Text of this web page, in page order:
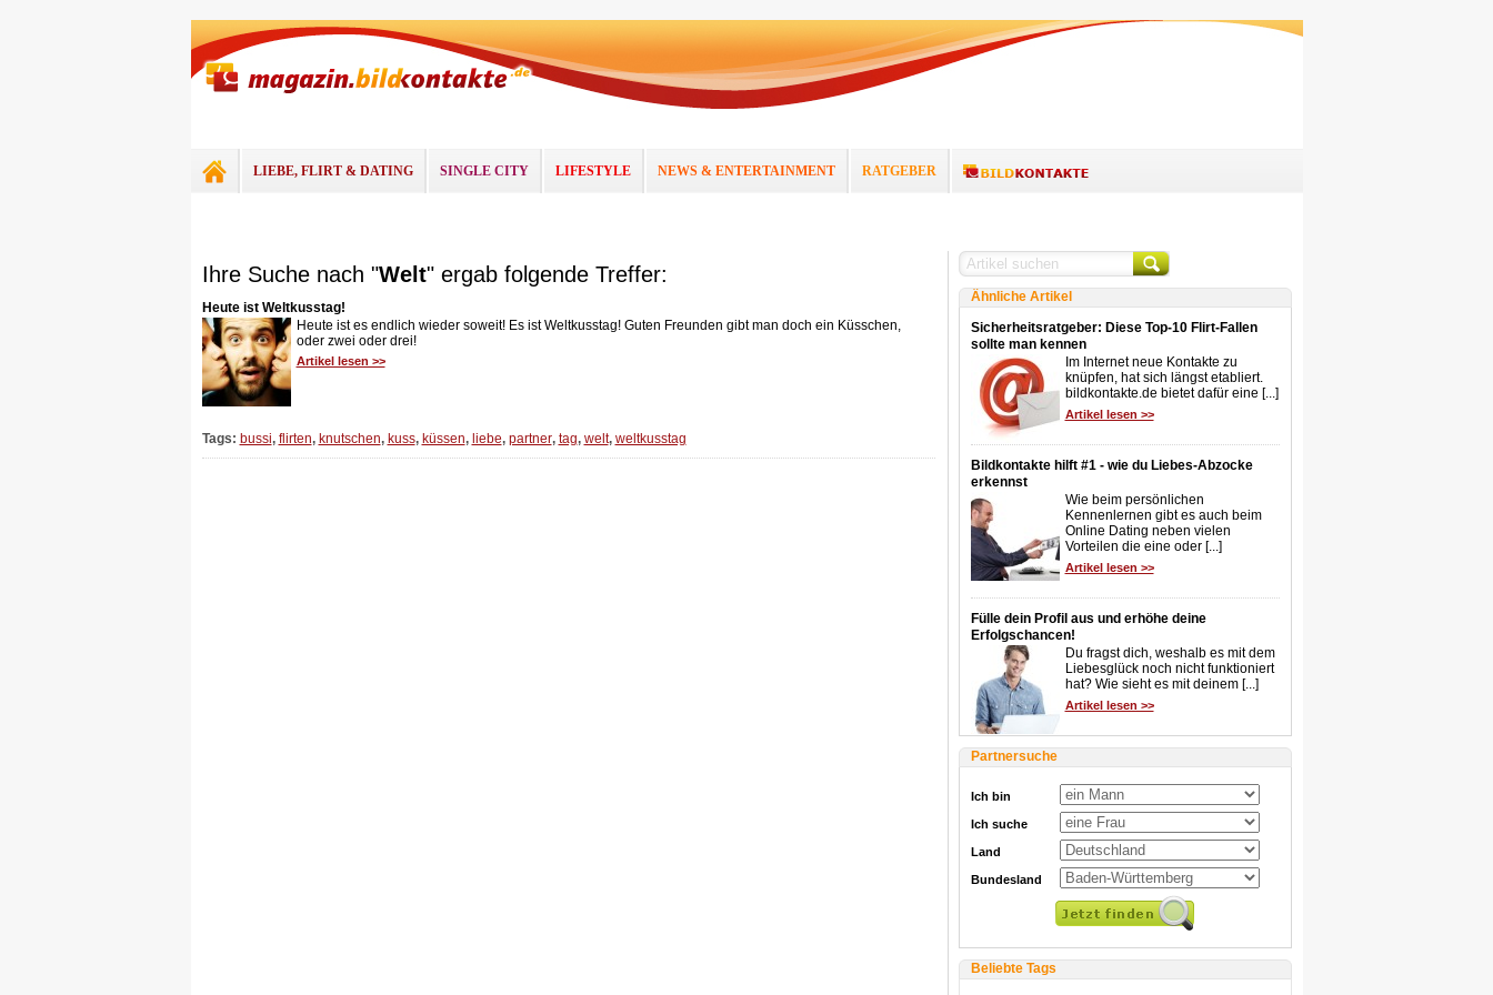
LIEBE, FLIRT & DATING SINGLE CITY LIFESTYLE NEWS & ENTERTAINMENT RATGEBER
Ihre Suche nach "Welt" ergab folgende Treffer:
Heute ist Weltkusstag!
Heute ist es endlich wieder soweit! Es ist Weltkusstag! Guten Freunden gibt man doch ein Küsschen,
oder zwei oder drei!
Artikel lesen >>
Tags: bussi, flirten, knutschen, kuss, küssen, liebe, partner, tag, welt, weltkusstag
Ähnliche Artikel
Sicherheitsratgeber: Diese Top-10 Flirt-Fallen
sollte man kennen
Im Internet neue Kontakte zu
knüpfen, hat sich längst etabliert.
bildkontakte.de bietet dafür eine [...]
Artikel lesen >>
Bildkontakte hilft #1 - wie du Liebes-Abzocke
erkennst
Wie beim persönlichen
Kennenlernen gibt es auch beim
Online Dating neben vielen
Vorteilen die eine oder [...]
Artikel lesen >>
Fülle dein Profil aus und erhöhe deine
Erfolgschancen!
Du fragst dich, weshalb es mit dem
Liebesglück noch nicht funktioniert
hat? Wie sieht es mit deinem [...]
Artikel lesen >>
Partnersuche
Ich bin
Ich suche
Land
Bundesland
Beliebte Tags